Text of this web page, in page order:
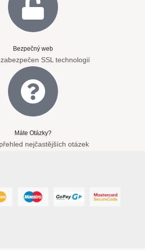
Bezpečný web
SSL technologií
Máte Otázky?
nejčastějších otázek